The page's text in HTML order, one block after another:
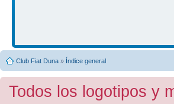
Club Fiat Duna » Índice general
Todos los logotipos y